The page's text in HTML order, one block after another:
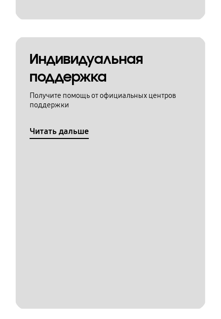
Индивидуальная
поддержка
Получите помощь от официальных центров
поддержки
Читать дальше